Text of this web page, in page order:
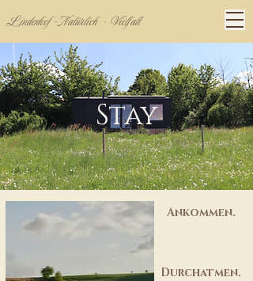
Lindenhof - Natürlich · Vielfalt
Stay
Ankommen.
Durchatmen.